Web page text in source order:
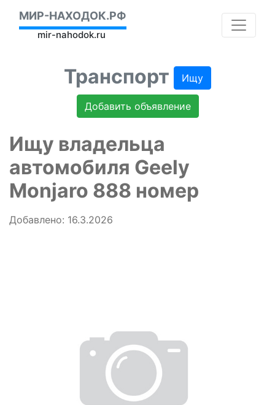
МИР-НАХОДОК.РФ
mir-nahodok.ru
Транспорт Ищу
Добавить объявление
Ищу владельца
автомобиля Geely
Monjaro 888 номер
Добавлено: 16.3.2026